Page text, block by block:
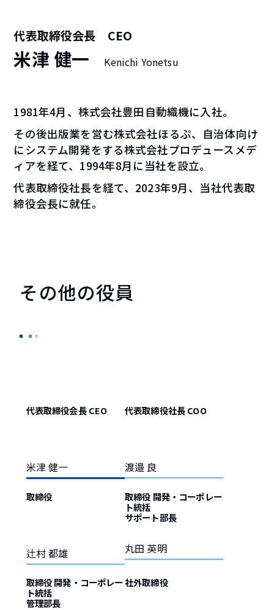
代表取締役会長 CEO
米津 健一 Kenichi Yonetsu
1981年4月、株式会社豊田自動織機に入社。
その後出版業を営む株式会社ほるぷ、自治体向け
にシステム開発をする株式会社プロデュースメデ
ィアを経て、1994年8月に当社を設立。
代表取締役社長を経て、2023年9月、当社代表取
締役会長に就任。
その他の役員
代表取締役会長 CEO
米津 健一
代表取締役社長 COO
渡邉 良
取締役
辻村 都雄
取締役 開発・コーポレー
ト統括
サポート部長
丸田 英明
取締役 開発・コーポレー
ト統括
管理部長
社外取締役